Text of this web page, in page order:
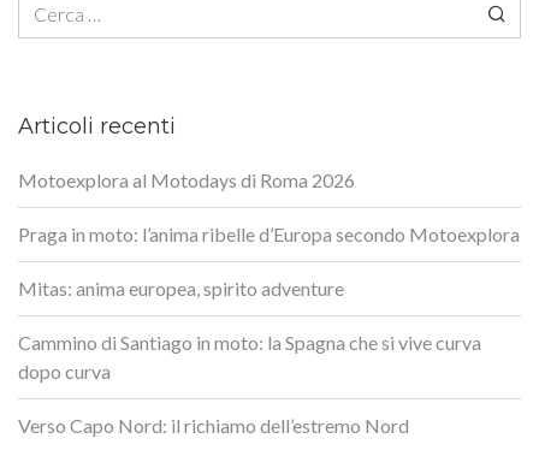
Articoli recenti
Motoexplora al Motodays di Roma 2026
Praga in moto: l’anima ribelle d’Europa secondo Motoexplora
Mitas: anima europea, spirito adventure
Cammino di Santiago in moto: la Spagna che si vive curva
dopo curva
Verso Capo Nord: il richiamo dell’estremo Nord